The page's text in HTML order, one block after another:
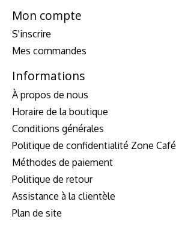
Mon compte
S'inscrire
Mes commandes
Informations
À propos de nous
Horaire de la boutique
Conditions générales
Politique de confidentialité Zone Café
Méthodes de paiement
Politique de retour
Assistance à la clientèle
Plan de site